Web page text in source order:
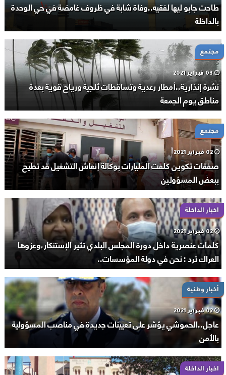
طاحت جابو ليها لفقيه..وفاة شابة في ظروف غامضة في حي الوحدة
بالداخلة
مجتمع
03 فبراير 2021
نشرة إنذارية..أمطار رعدية وتساقطات ثلجية ورياح قوية بعدة
مناطق يوم الجمعة
مجتمع
صفقات تكوين كلفت المليارات بوكالة إنعاش التشغيل قد تطيح
ببعض المسؤولين
اخبار الداخلة
02 فبراير 2021
كلمات عنصرية داخل دورة المجلس البلدي تثير الإستنكار،وعزوها
العراك ترد : نحن في دولة المؤسسات..
أخبار وطنية
02 فبراير 2021
عاجل..الحموشي يؤشر على تعيينات جديدة في مناصب المسؤولية
بالأمن
اخبار الداخلة